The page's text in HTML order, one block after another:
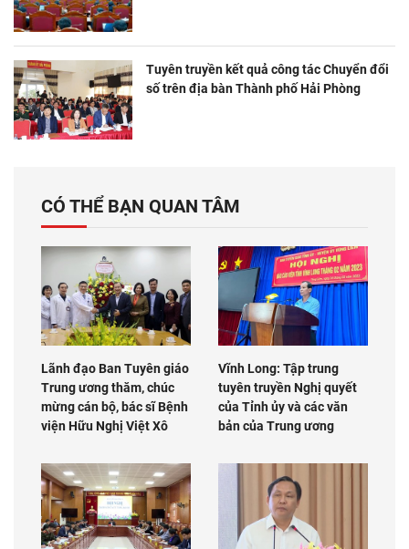
Tuyên truyền kết quả công tác Chuyển đổi
số trên địa bàn Thành phố Hải Phòng
CÓ THỂ BẠN QUAN TÂM
Lãnh đạo Ban Tuyên giáo
Trung ương thăm, chúc
mừng cán bộ, bác sĩ Bệnh
viện Hữu Nghị Việt Xô
Vĩnh Long: Tập trung
tuyên truyền Nghị quyết
của Tỉnh ủy và các văn
bản của Trung ương